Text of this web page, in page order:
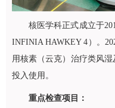
核医学科正式成立于
INFINIA HAWKEY 4）。
用核素（云克）治疗类风
投入使用。
重点检查项目：